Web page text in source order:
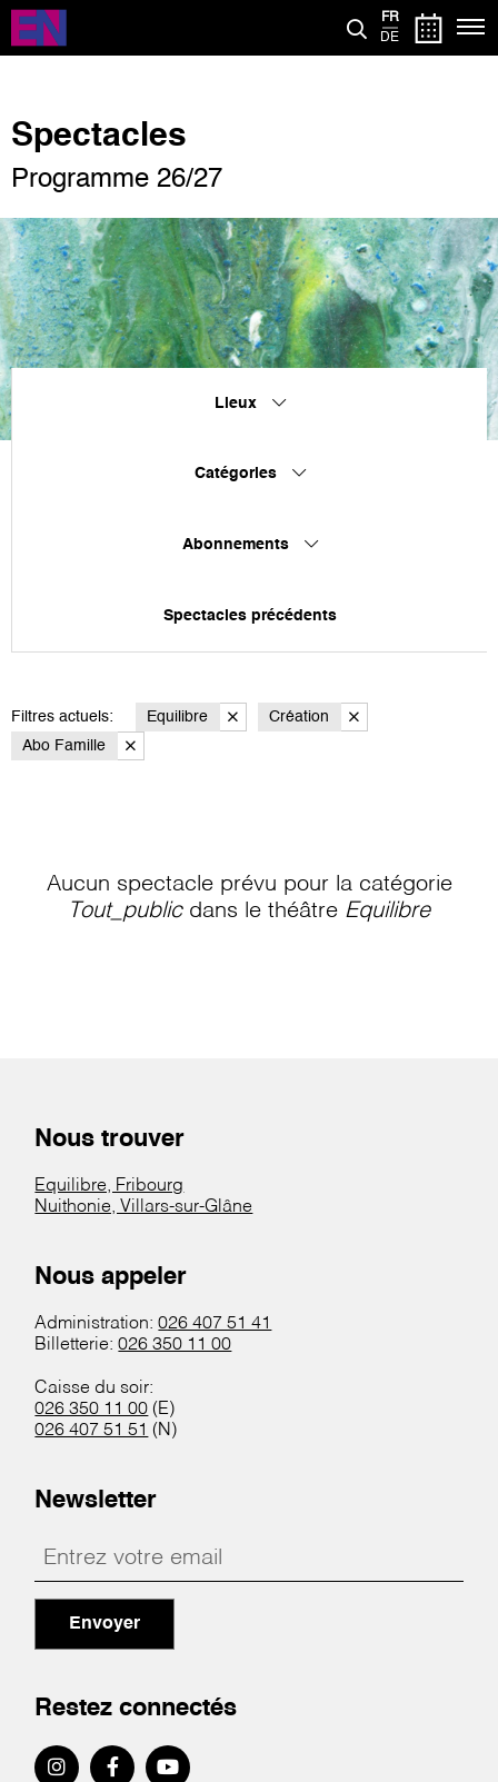
Aller
contenu
FR
DE
Spectacles
Programme 26/27
Lieux
Catégories
Abonnements
Spectacles précédents
Filtres actuels: Equilibre
Création
Abo Famille
Aucun spectacle prévu pour la catégorie
Tout_publicdans le théâtre Equilibre
Nous trouver
Equilibre, Fribourg
Nuithonie, Villars-sur-Glâne
Nous appeler
Administration:026 407 51 41
Billetterie:026 350 11 00
Caisse du soir:
026 350 11 00 (E)
026 407 51 51 (N)
Newsletter
Envoyer
Restez connectés